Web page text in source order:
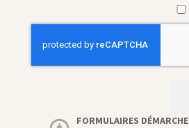
FORMULAIRES